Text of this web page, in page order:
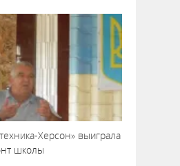
Херсон» выиграла
школы